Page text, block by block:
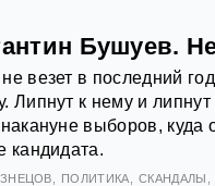
Бушуев.
везет в последний
Липнут к нему и
накануне выборов, куда
кандидата.
ПОЛИТИКА СКАНДАЛЫ